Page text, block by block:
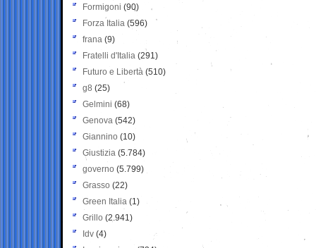
Formigoni (90)
Forza Italia (596)
frana (9)
Fratelli d'Italia (291)
Futuro e Libertà (510)
g8 (25)
Gelmini (68)
Genova (542)
Giannino (10)
Giustizia (5.784)
governo (5.799)
Grasso (22)
Green Italia (1)
Grillo (2.941)
Idv (4)